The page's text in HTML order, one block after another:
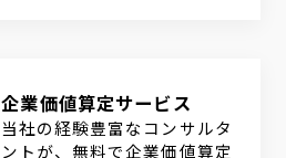
企業価値算定サービス
当社の経験豊富なコンサルタ
ントが、無料で企業価値算定